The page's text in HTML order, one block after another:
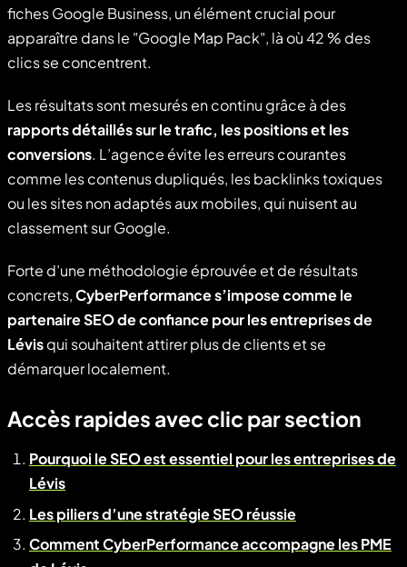
fiches Google Business, un élément crucial pour
apparaître dans le "Google Map Pack", là où 42 % des
clics se concentrent.
Les résultats sont mesurés en continu grâce à des
rapports détaillés sur le trafic, les positions et les
conversions. L’agence évite les erreurs courantes
comme les contenus dupliqués, les backlinks toxiques
ou les sites non adaptés aux mobiles, qui nuisent au
classement sur Google.
Forte d’une méthodologie éprouvée et de résultats
concrets,CyberPerformance s’impose comme le
partenaire SEO de confiance pour les entreprises de
Lévisqui souhaitent attirer plus de clients et se
démarquer localement.
Accès rapides avec clic par section
Pourquoi le SEO est essentiel pour les entreprises de
Lévis
Les piliers d’une stratégie SEO réussie
Comment CyberPerformance accompagne les PME